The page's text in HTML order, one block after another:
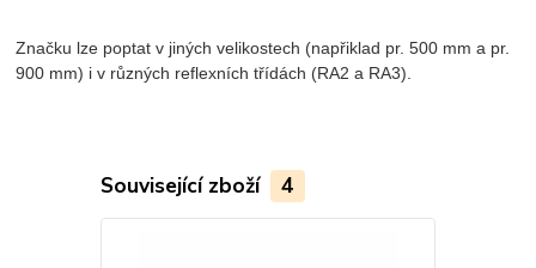
Značku lze poptat v jiných velikostech (napřiklad pr. 500 mm a pr.
900 mm) i v různých reflexních třídách (RA2 a RA3).
Související zboží 4